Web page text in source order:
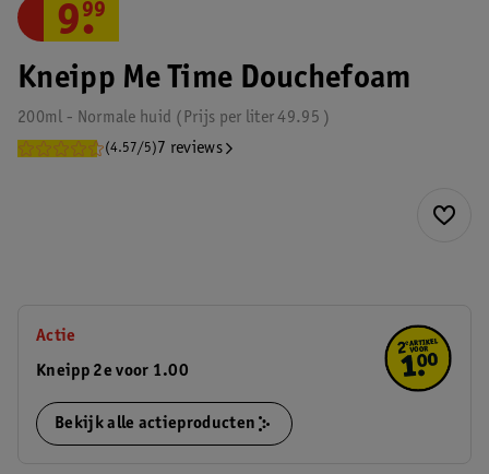
Kneipp Me Time Douchefoam
200ml - Normale huid 49.95
Prijs per liter
(4.57/5) 7 reviews
9.
99
Actie
Kneipp 2e voor 1.00
Bekijk alle actieproducten